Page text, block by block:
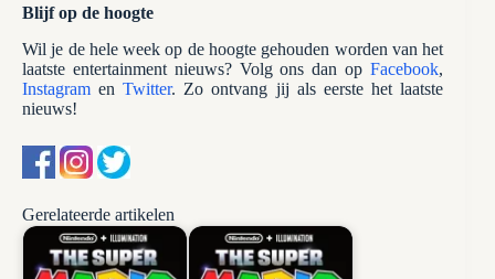
Blijf op de hoogte
Wil je de hele week op de hoogte gehouden worden van het
laatste entertainment nieuws? Volg ons dan opFacebook,
InstagramenTwitter. Zo ontvang jij als eerste het laatste
nieuws!
Gerelateerde artikelen